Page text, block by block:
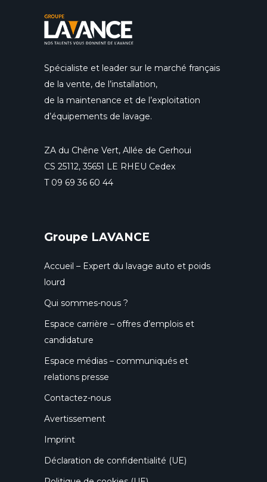
Spécialiste et leader sur le marché français
de la vente, de l’installation,
de la maintenance et de l’exploitation
d’équipements de lavage.
ZA du Chêne Vert, Allée de Gerhoui
CS 25112, 35651 LE RHEU Cedex
T 09 69 36 60 44
Groupe LAVANCE
Accueil – Expert du lavage auto et poids
lourd
Qui sommes-nous ?
Espace carrière – offres d’emplois et
candidature
Espace médias – communiqués et
relations presse
Contactez-nous
Avertissement
Imprint
Déclaration de confidentialité (UE)